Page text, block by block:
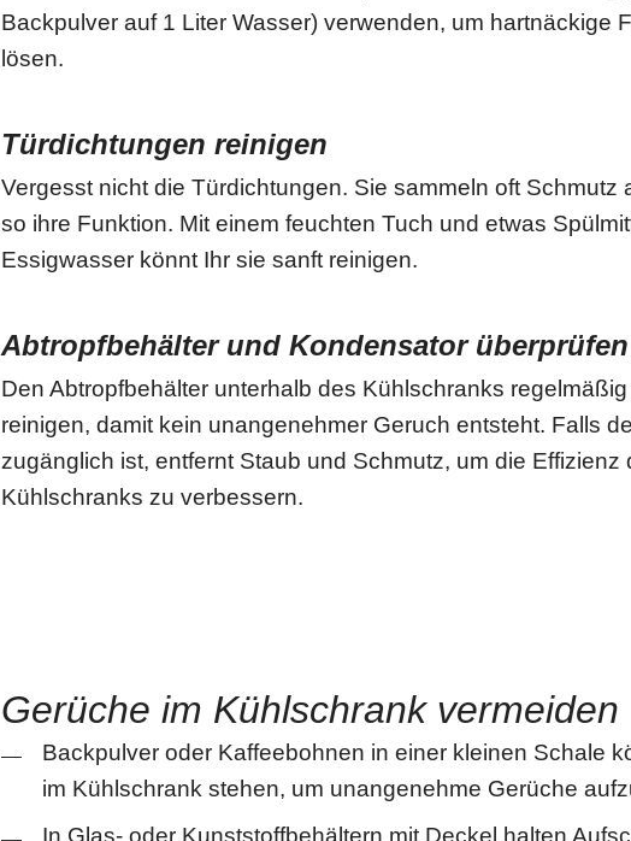
Backpulver auf 1 Liter Wasser) verwenden, um hartnäckige
lösen.
Türdichtungen reinigen
Vergesst nicht die Türdichtungen. Sie sammeln oft Schmutz
so ihre Funktion. Mit einem feuchten Tuch und etwas
Essigwasser könnt Ihr sie sanft reinigen.
Abtropfbehälter und Kondensator überprüfen
Den Abtropfbehälter unterhalb des Kühlschranks
reinigen, damit kein unangenehmer Geruch entsteht. Falls
zugänglich ist, entfernt Staub und Schmutz, um die Effizienz
Kühlschranks zu verbessern.
Gerüche im Kühlschrank vermeiden
Backpulver oder Kaffeebohnen in einer kleinen Schale
im Kühlschrank stehen, um unangenehme Gerüche